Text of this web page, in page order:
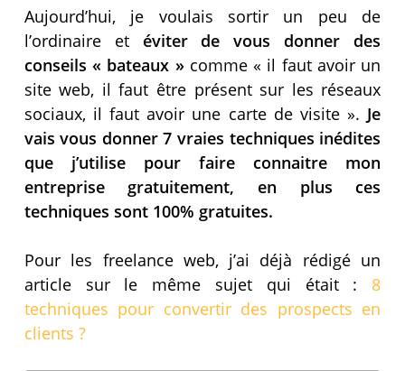
Aujourd’hui, je voulais sortir un peu de
l’ordinaire et éviter de vous donner des
conseils « bateaux » comme « il faut avoir un
site web, il faut être présent sur les réseaux
sociaux, il faut avoir une carte de visite ». Je
vais vous donner 7 vraies techniques inédites
que j’utilise pour faire connaitre mon
entreprise gratuitement, en plus ces
techniques sont 100% gratuites.
Pour les freelance web, j’ai déjà rédigé un
article sur le même sujet qui était : 8
techniques pour convertir des prospects en
clients ?